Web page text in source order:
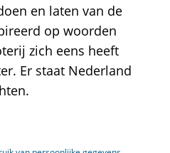
en laten van de
op woorden
zich eens heeft
Er staat Nederland